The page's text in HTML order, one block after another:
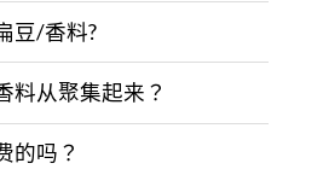
豆/香料?
料从聚集起来？
的吗？